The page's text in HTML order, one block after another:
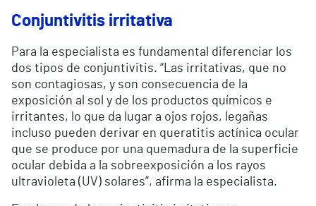
Conjuntivitis irritativa
Para la especialista es fundamental diferenciar los
dos tipos de conjuntivitis. “Las irritativas, que no
son contagiosas, y son consecuencia de la
exposición al sol y de los productos químicos e
irritantes, lo que da lugar a ojos rojos, legañas
incluso pueden derivar en queratitis actínica ocular
que se produce por una quemadura de la superficie
ocular debida a la sobreexposición a los rayos
ultravioleta (UV) solares”, afirma la especialista.